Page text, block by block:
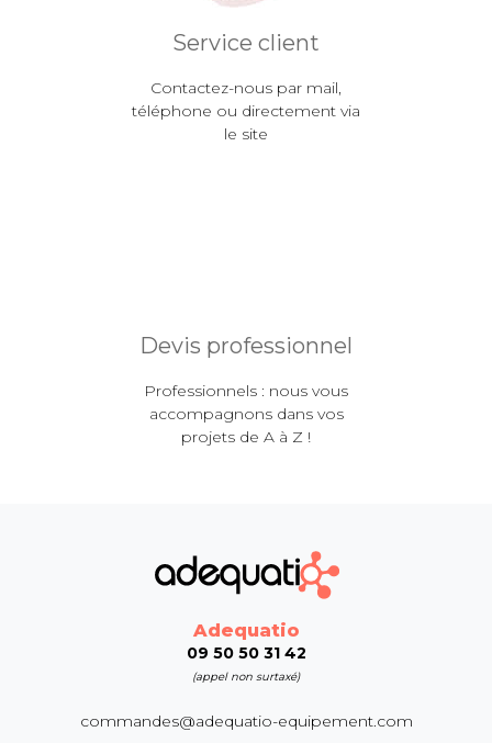
Service client
Contactez-nous par mail,
téléphone ou directement via
le site
Devis professionnel
Professionnels : nous vous
accompagnons dans vos
projets de A à Z !
Adequatio
09 50 50 31 42
(appel non surtaxé)
commandes@adequatio-equipement.com